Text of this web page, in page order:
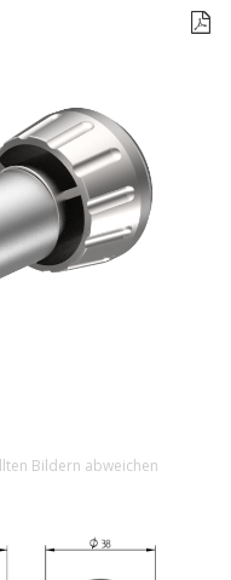

Bildern abweichen